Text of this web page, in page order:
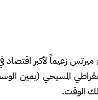
لأكبر اقتصاد في
المسيحي (يمين
الوقت.